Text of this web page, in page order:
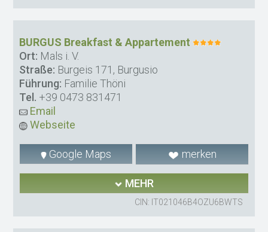
BURGUS Breakfast & Appartement
Ort: Mals i. V.
Straße: Burgeis 171, Burgusio
Führung: Familie Thöni
Tel. +39 0473 831471
Email
Webseite
Google Maps merken
MEHR
CIN: IT021046B4OZU6BWTS